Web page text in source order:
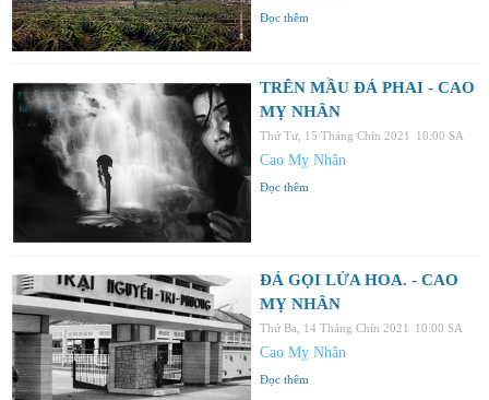
Đọc thêm
TRÊN MẦU ĐÁ PHAI - CAO
MỴ NHÂN
Thứ Tư, 15 Tháng Chín 2021 10:00 SA
Cao Mỵ Nhân
Đọc thêm
ĐÁ GỌI LỬA HOA. - CAO
MỴ NHÂN
Thứ Ba, 14 Tháng Chín 2021 10:00 SA
Cao Mỵ Nhân
Đọc thêm